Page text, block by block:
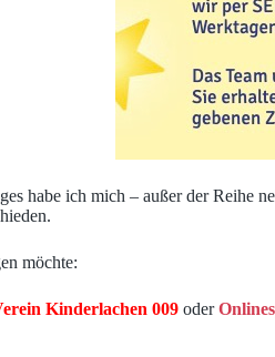
habe ich mich – außer der Reihe
möchte:
Kinderlachen 009 oder